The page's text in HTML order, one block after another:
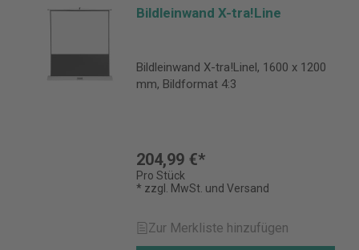
Bildleinwand X-tra!Line
Bildleinwand X-tra!Linel, 1600 x 1200
mm, Bildformat 4:3
204,99 €*
Pro Stück
* zzgl. MwSt. und Versand
Zur Merkliste hinzufügen